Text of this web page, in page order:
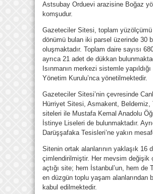
Astsubay Orduevi arazisine Boğaz
komşudur.
Gazeteciler Sitesi, toplam
dönümü bulan iki parsel üzerinde 30
oluşmaktadır. Toplam daire sayısı
ayrıca 21 adet de dükkan
Isınmanın merkezi sistemle
Yönetim Kurulu’nca yönetilmektedir.
Gazeteciler Sitesi’nin çevresinde
Hürriyet Sitesi, Asmakent, Beldemiz,
siteleri ile Mustafa Kemal Anadolu
İstinye Liseleri de bulunmaktadır.
Darüşşafaka Tesisleri’ne yakın
Sitenin ortak alanlarının yaklaşık 16
çimlendirilmiştir. Her mevsim değişik
açtığı site; hem İstanbul’un, hem de
en düzgün toplu yaşam alanlarından
kabul edilmektedir.